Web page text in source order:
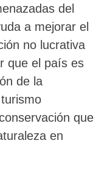
del
a mejorar el
no lucrativa
que el país es
de la
que
en